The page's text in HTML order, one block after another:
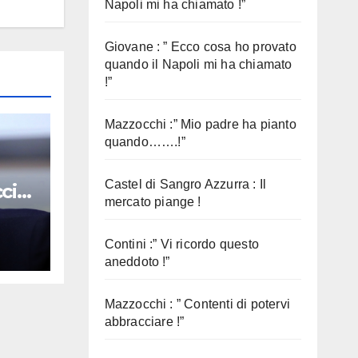
Napoli mi ha chiamato !”
Giovane : ” Ecco cosa ho provato
quando il Napoli mi ha chiamato
!”
Mazzocchi :” Mio padre ha pianto
quando…….!”
Castel di Sangro Azzurra : Il
mercato piange !
Contini :” Vi ricordo questo
aneddoto !”
Mazzocchi : ” Contenti di potervi
abbracciare !”